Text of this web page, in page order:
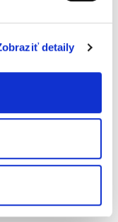
detaily
aby sa
ho